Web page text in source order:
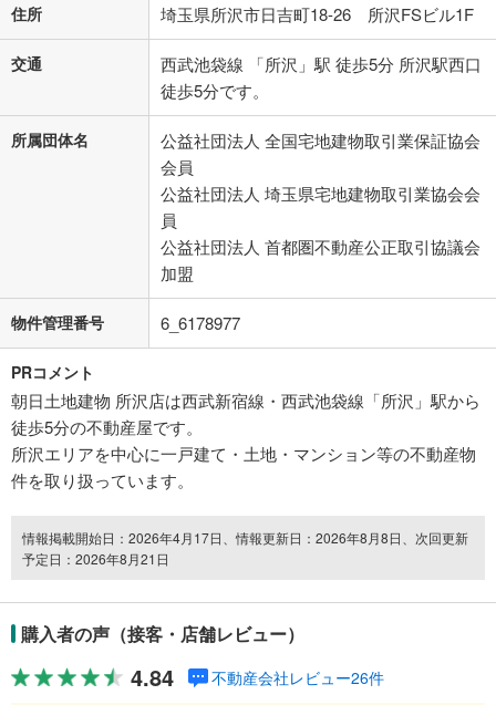
住所 埼玉県所沢市日吉町18-26 所沢FSビル1F
交通
西武池袋線 「所沢」駅 徒歩5分 所沢駅西口
徒歩5分です。
所属団体名
公益社団法人 全国宅地建物取引業保証協会
会員
公益社団法人 埼玉県宅地建物取引業協会会
員
公益社団法人 首都圏不動産公正取引協議会
加盟
物件管理番号 6_6178977
PRコメント
朝日土地建物 所沢店は西武新宿線・西武池袋線「所沢」駅から
徒歩5分の不動産屋です。
所沢エリアを中心に一戸建て・土地・マンション等の不動産物
件を取り扱っています。
情報掲載開始日：2026年4月17日、情報更新日：2026年8月8日、次回更新
予定日：2026年8月21日
購入者の声（接客・店舗レビュー）
4.84 不動産会社レビュー26件